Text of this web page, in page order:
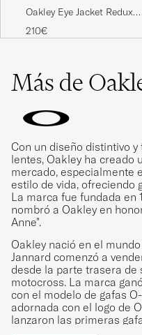
Oakley Eye Jacket Redux
Sunglasses Silver
210€
Más de
Con un diseño distintivo
lentes, Oakley ha creado
mercado, especialmente
estilo de vida, ofreciendo
La marca fue fundada en
nombró a Oakley en
Anne".
Oakley nació en el
Jannard comenzó a
desde la parte trasera de
motocross. La marca
con el modelo de gafas
adornada con el logo de
lanzaron las primeras